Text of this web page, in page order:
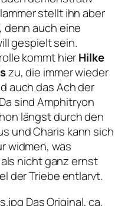
stellt ihn aber
denn auch eine
gespielt sein.
kommt hierHilke
zu, die immer wieder
das Ach der
sind Amphitryon
längst durch den
und Charis kann sich
widmen, was
nicht ganz ernst
der Triebe entlarvt.
Das Original, ca.